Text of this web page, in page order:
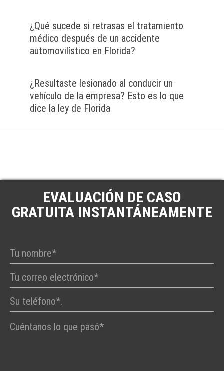
¿Qué sucede si retrasas el tratamiento
médico después de un accidente
automovilístico en Florida?
¿Resultaste lesionado al conducir un
vehículo de la empresa? Esto es lo que
dice la ley de Florida
EVALUACIÓN DE CASO
GRATUITA INSTANTÁNEAMENTE
Por